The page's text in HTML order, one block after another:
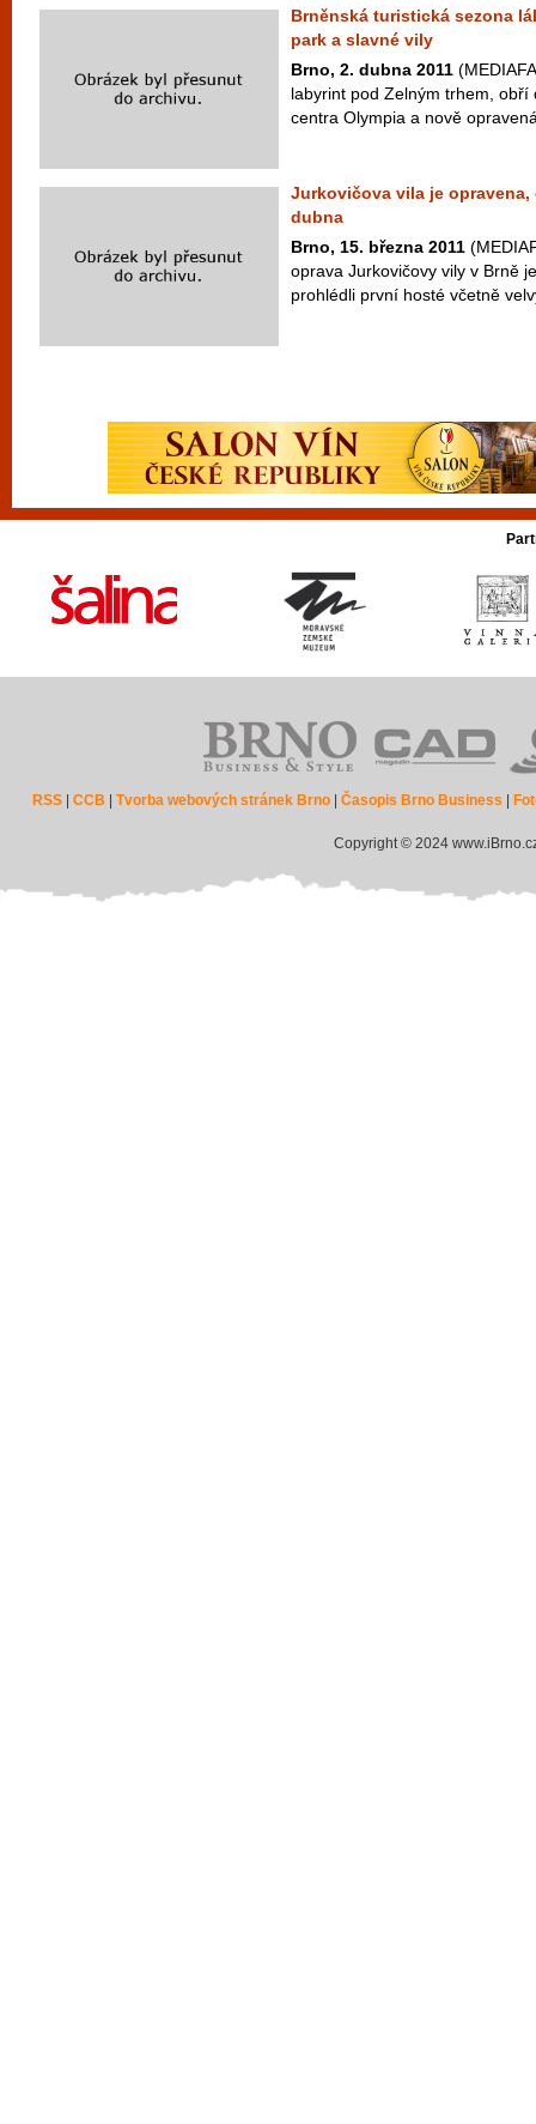
Brněnská turistická sezona
park a slavné vily
Brno, 2. dubna 2011
labyrint pod Zelným trhem,
centra Olympia a nově
Jurkovičova vila je opravena,
dubna
Brno, 15. března 2011
oprava Jurkovičovy vily v Brně
prohlédli první hosté včetně
RSS |CCB |Tvorba webových stránek Brno |Časopis Brno Business
Copyright © 2024